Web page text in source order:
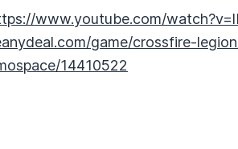
www.youtube.com/
game/crossfire-
14410522